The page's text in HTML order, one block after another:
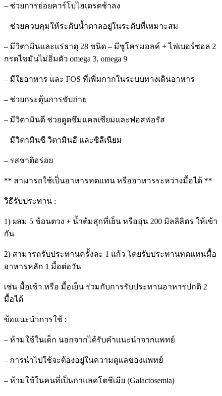
– ช่วยการย่อยคาร์โบไฮเดรตช้าลง
– ช่วยควบคุมให้ระดับน้ำตาลอยู่ในระดับที่เหมาะสม
– มีวิตามินและแร่ธาตุ 28 ชนิด – มีซูโครมอลค์ + ไฟเบอร์ซอล 2
กรดไขมันไม่อิ่มตัว omega 3, omega 9
– มีใยอาหาร และ FOS ที่เพิ่มกากในระบบทางเดินอาหาร
– ช่วยกระตุ้นการขับถ่าย
– มีวิตามินดี ช่วยดูดซึมแคลเซียมและฟอสฟอรัส
– มีวิตามินซี วิตามินอี และซิลีเนียม
– รสชาติอร่อย
** สามารถใช้เป็นอาหารทดแทน หรืออาหารระหว่างมื้อได้ **
วิธีรับประทาน :
1) ผสม 5 ช้อนตวง + น้ำต้มสุกที่เย็น หรืออุ่น 200 มิลลิลิตร ให้เข้า
กัน
2) สามารถรับประทานครั้งละ 1 แก้ว โดยรับประทานทดแทนมื้อ
อาหารหลัก 1 มื้อต่อวัน
เช่น มื้อเช้า หรือ มื้อเย็น ร่วมกับการรับประทานอาหารปกติ 2
มื้อได้
ข้อแนะนำการใช้ :
– ห้ามใช้ในเด็ก นอกจากได้รับคำแนะนำจากแพทย์
– การนำไปใช้จะต้องอยู่ในความดูแลของแพทย์
– ห้ามใช้ในคนที่เป็นกาแลคโตชีเมีย (Galactosemia)